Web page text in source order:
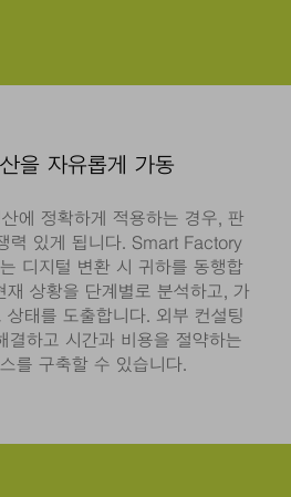
을 자유롭게 가동
에 정확하게 적용하는 경우, 판
력 있게 됩니다. Smart Factory
디지털 변환 시 귀하를 동행합
재 상황을 단계별로 분석하고, 가
태를 도출합니다. 외부 컨설팅
결하고 시간과 비용을 절약하는
를 구축할 수 있습니다.